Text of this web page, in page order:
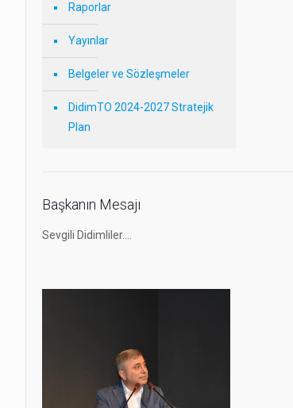
Raporlar
Yayınlar
Belgeler ve Sözleşmeler
DidimTO 2024-2027 Stratejik
Plan
Başkanın Mesajı
Sevgili Didimliler….